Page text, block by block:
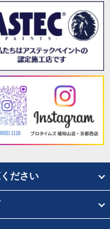
ださい